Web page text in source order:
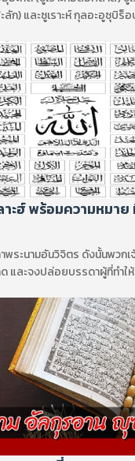
ก) และซูเราะห์ กุลอะอูซุบิร็
ะฮ์ พร้อมความหมาย
ระนามอันวิจิตร ดังนั้นพวกเ
และจงปล่อยบรรดาผู้ที่ทำใ